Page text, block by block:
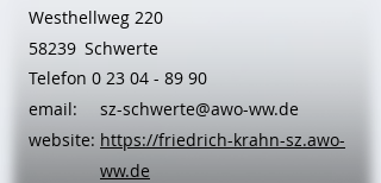
Westhellweg 220
58239 Schwerte
Telefon 0 23 04 - 89 90
email:
website:
sz-schwerte@awo-ww.de
https://friedrich-krahn-sz.awo-
ww.de